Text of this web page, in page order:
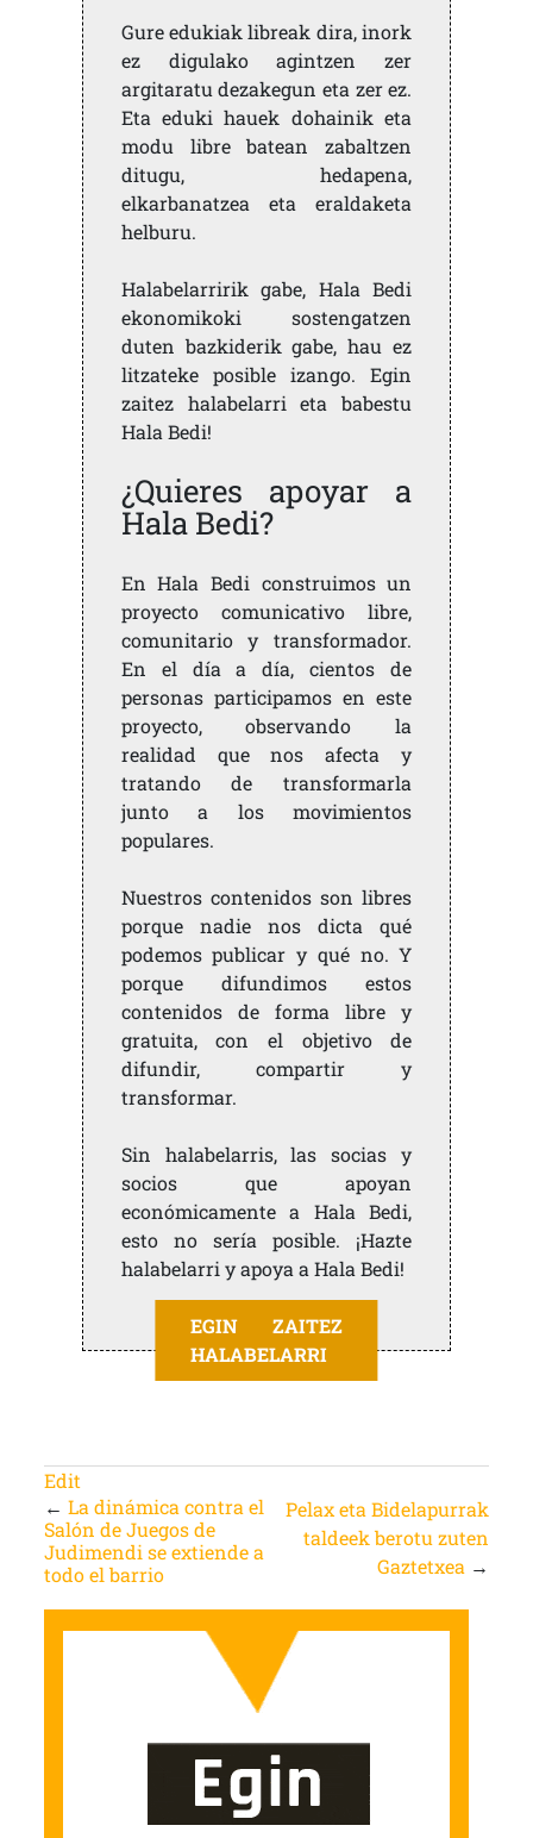
Gure edukiak libreak dira, inork
ez digulako agintzen zer
argitaratu dezakegun eta zer ez.
Eta eduki hauek dohainik eta
modu libre batean zabaltzen
ditugu, hedapena,
elkarbanatzea eta eraldaketa
helburu.
Halabelarririk gabe, Hala Bedi
ekonomikoki sostengatzen
duten bazkiderik gabe, hau ez
litzateke posible izango. Egin
zaitez halabelarri eta babestu
Hala Bedi!
¿Quieres apoyar a
Hala Bedi?
En Hala Bedi construimos un
proyecto comunicativo libre,
comunitario y transformador.
En el día a día, cientos de
personas participamos en este
proyecto, observando la
realidad que nos afecta y
tratando de transformarla
junto a los movimientos
populares.
Nuestros contenidos son libres
porque nadie nos dicta qué
podemos publicar y qué no. Y
porque difundimos estos
contenidos de forma libre y
gratuita, con el objetivo de
difundir, compartir y
transformar.
Sin halabelarris, las socias y
socios que apoyan
económicamente a Hala Bedi,
esto no sería posible. ¡Hazte
halabelarri y apoya a Hala Bedi!
EGIN ZAITEZ
HALABELARRI
Edit
← La dinámica contra el
Salón de Juegos de
Judimendi se extiende a
todo el barrio
Pelax eta Bidelapurrak
taldeek berotu zuten
Gaztetxea →